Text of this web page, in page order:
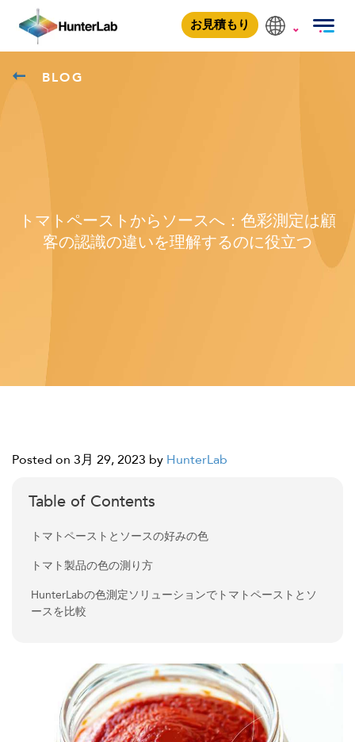
お見積もり
BLOG
トマトペーストからソースへ：色彩測定は顧
客の認識の違いを理解するのに役立つ
Posted on 3月 29, 2023 by HunterLab
Table of Contents
トマトペーストとソースの好みの色
トマト製品の色の測り方
HunterLabの色測定ソリューションでトマトペーストとソ
ースを比較